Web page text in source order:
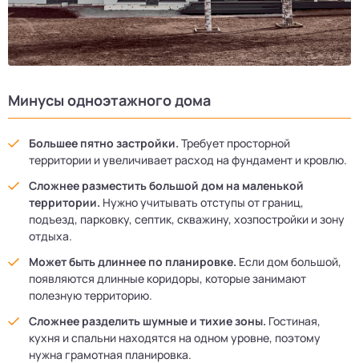
Минусы одноэтажного дома
Большее пятно застройки. Требует просторной
территории и увеличивает расход на фундамент и кровлю.
Сложнее разместить большой дом на маленькой
территории. Нужно учитывать отступы от границ,
подъезд, парковку, септик, скважину, хозпостройки и зону
отдыха.
Может быть длиннее по планировке. Если дом большой,
появляются длинные коридоры, которые занимают
полезную территорию.
Сложнее разделить шумные и тихие зоны. Гостиная,
кухня и спальни находятся на одном уровне, поэтому
нужна грамотная планировка.